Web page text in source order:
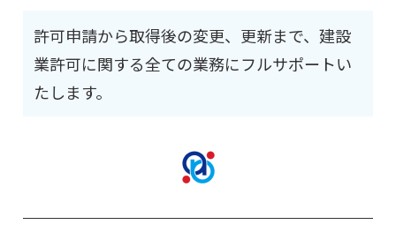
許可申請から取得後の変更、更新まで、建設
業許可に関する全ての業務にフルサポートい
たします。